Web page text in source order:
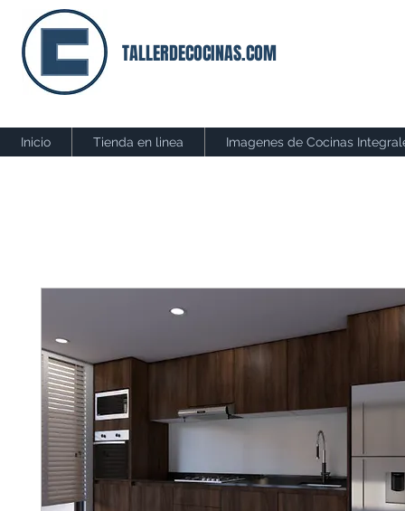
TALLERDECOCINAS.COM
Inicio Tienda en linea Imagenes de Cocinas